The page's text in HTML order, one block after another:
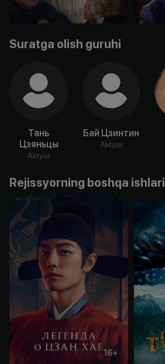
Suratga olish guruhi
Тань
Цзяньцы
Aktyor
Бай Цзинтин
Aktyor
Rejissyorning boshqa ishlari
16+